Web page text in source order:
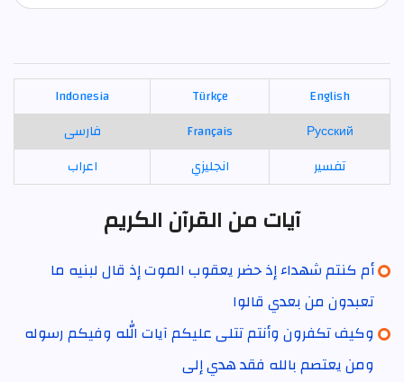
English
Türkçe
Indonesia
Русский
Français
فارسی
تفسير
انجليزي اعراب
آيات من القرآن الكريم
أم كنتم شهداء إذ حضر يعقوب الموت إذ قال لبنيه ما
تعبدون من بعدي قالوا
وكيف تكفرون وأنتم تتلى عليكم آيات الله وفيكم رسوله
ومن يعتصم بالله فقد هدي إلى